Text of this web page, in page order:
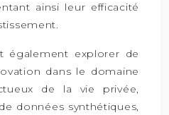
ainsi leur efficacité
également explorer de
dans le domaine
de la vie privée,
données synthétiques,